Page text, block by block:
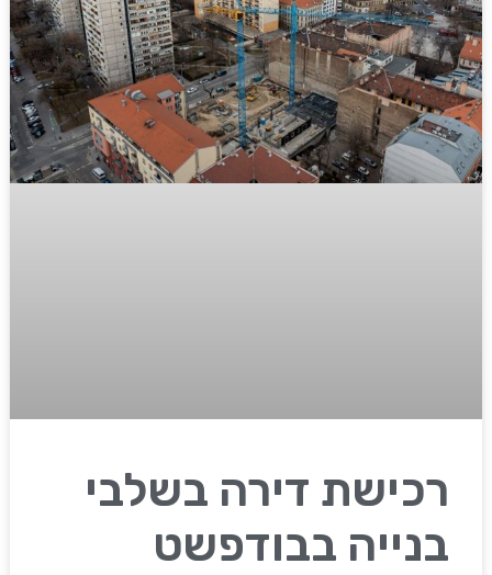
רכישת דירה בשלבי
בנייה בבודפשט